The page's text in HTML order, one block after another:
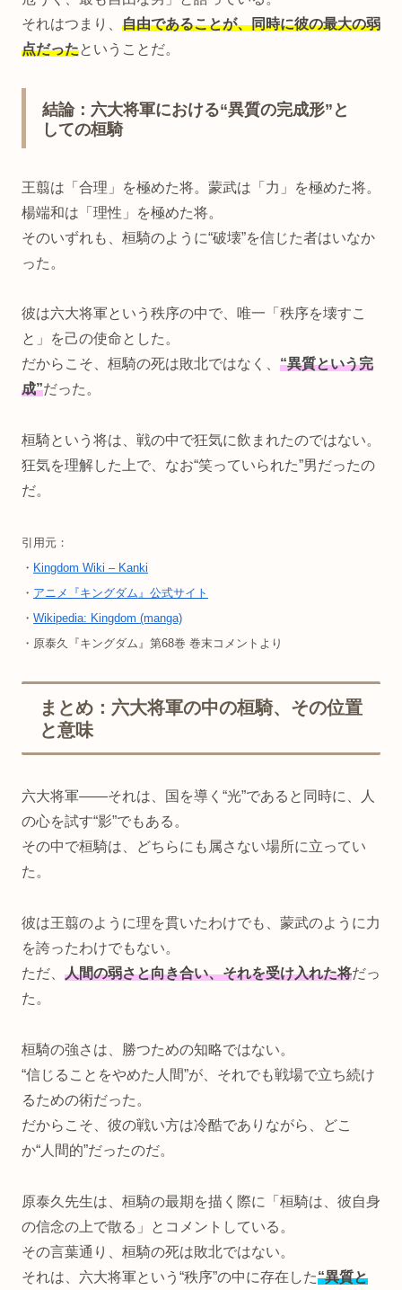
それはつまり、 自由であることが、同時に彼の最大の弱
点だったということだ。
結論：六大将軍における“異質の完成形”と
しての桓騎
王翦は「合理」を極めた将。蒙武は「力」を極めた将。
楊端和は「理性」を極めた将。
そのいずれも、桓騎のように“破壊”を信じた者はいなか
った。
彼は六大将軍という秩序の中で、唯一「秩序を壊すこ
と」を己の使命とした。
だからこそ、桓騎の死は敗北ではなく、 “異質という完
成”だった。
桓騎という将は、戦の中で狂気に飲まれたのではない。
狂気を理解した上で、なお“笑っていられた”男だったの
だ。
引用元：
・ Kingdom Wiki – Kanki
・ アニメ『キングダム』公式サイト
・ Wikipedia: Kingdom (manga)
・原泰久『キングダム』第68巻 巻末コメントより
まとめ：六大将軍の中の桓騎、その位置
と意味
六大将軍――それは、国を導く“光”であると同時に、人
の心を試す“影”でもある。
その中で桓騎は、どちらにも属さない場所に立ってい
た。
彼は王翦のように理を貫いたわけでも、蒙武のように力
を誇ったわけでもない。
ただ、 人間の弱さと向き合い、それを受け入れた将だっ
た。
桓騎の強さは、勝つための知略ではない。
“信じることをやめた人間”が、それでも戦場で立ち続け
るための術だった。
だからこそ、彼の戦い方は冷酷でありながら、どこ
か“人間的”だったのだ。
原泰久先生は、桓騎の最期を描く際に「桓騎は、彼自身
の信念の上で散る」とコメントしている。
その言葉通り、桓騎の死は敗北ではない。
それは、六大将軍という“秩序”の中に存在した“異質と